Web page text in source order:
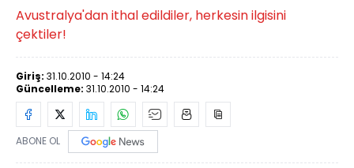
Avustralya'dan ithal edildiler, herkesin ilgisini
çektiler!
Giriş: 31.10.2010 - 14:24
Güncelleme: 31.10.2010 - 14:24
ABONE OL